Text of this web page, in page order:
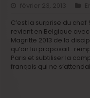
février 23, 2013
C’est la surprise du chef !
revient en Belgique
Magritte 2013 de la
qu’on lui proposait :
Paris et subtiliser la
français qui ne